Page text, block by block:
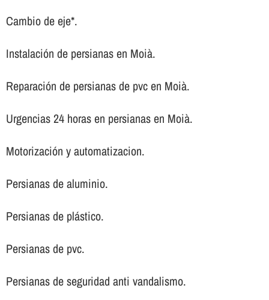
Cambio de eje*.
Instalación de persianas en Moià.
Reparación de persianas de pvc en Moià.
Urgencias 24 horas en persianas en Moià.
Motorización y automatizacion.
Persianas de aluminio.
Persianas de plástico.
Persianas de pvc.
Persianas de seguridad anti vandalismo.